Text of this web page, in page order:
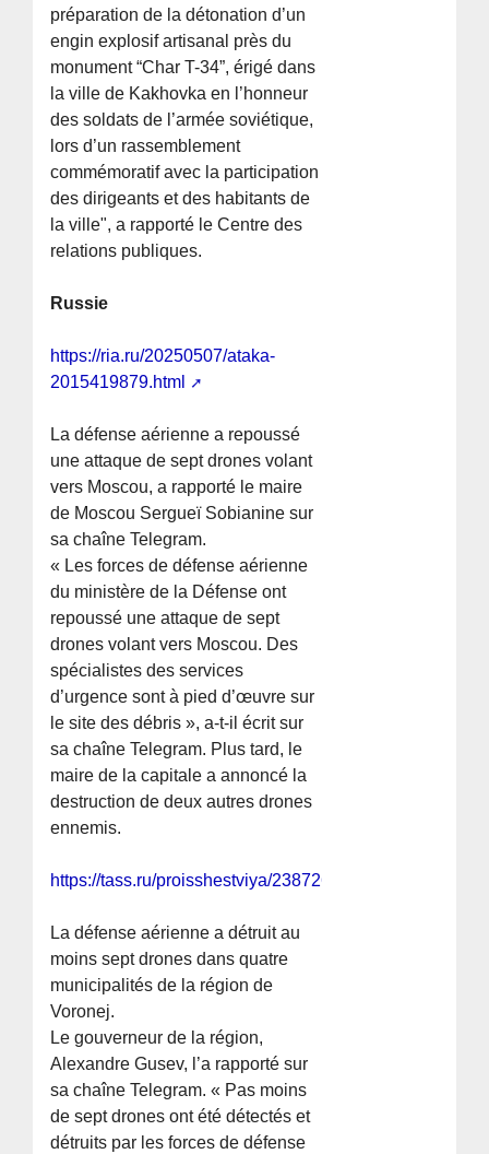
préparation de la détonation d’un
engin explosif artisanal près du
monument “Char T-34”, érigé dans
la ville de Kakhovka en l’honneur
des soldats de l’armée soviétique,
lors d’un rassemblement
commémoratif avec la participation
des dirigeants et des habitants de
la ville", a rapporté le Centre des
relations publiques.
Russie
https://ria.ru/20250507/ataka-
2015419879.html
La défense aérienne a repoussé
une attaque de sept drones volant
vers Moscou, a rapporté le maire
de Moscou Sergueï Sobianine sur
sa chaîne Telegram.
« Les forces de défense aérienne
du ministère de la Défense ont
repoussé une attaque de sept
drones volant vers Moscou. Des
spécialistes des services
d’urgence sont à pied d’œuvre sur
le site des débris », a-t-il écrit sur
sa chaîne Telegram. Plus tard, le
maire de la capitale a annoncé la
destruction de deux autres drones
ennemis.
https://tass.ru/proisshestviya/23872623
La défense aérienne a détruit au
moins sept drones dans quatre
municipalités de la région de
Voronej.
Le gouverneur de la région,
Alexandre Gusev, l’a rapporté sur
sa chaîne Telegram. « Pas moins
de sept drones ont été détectés et
détruits par les forces de défense